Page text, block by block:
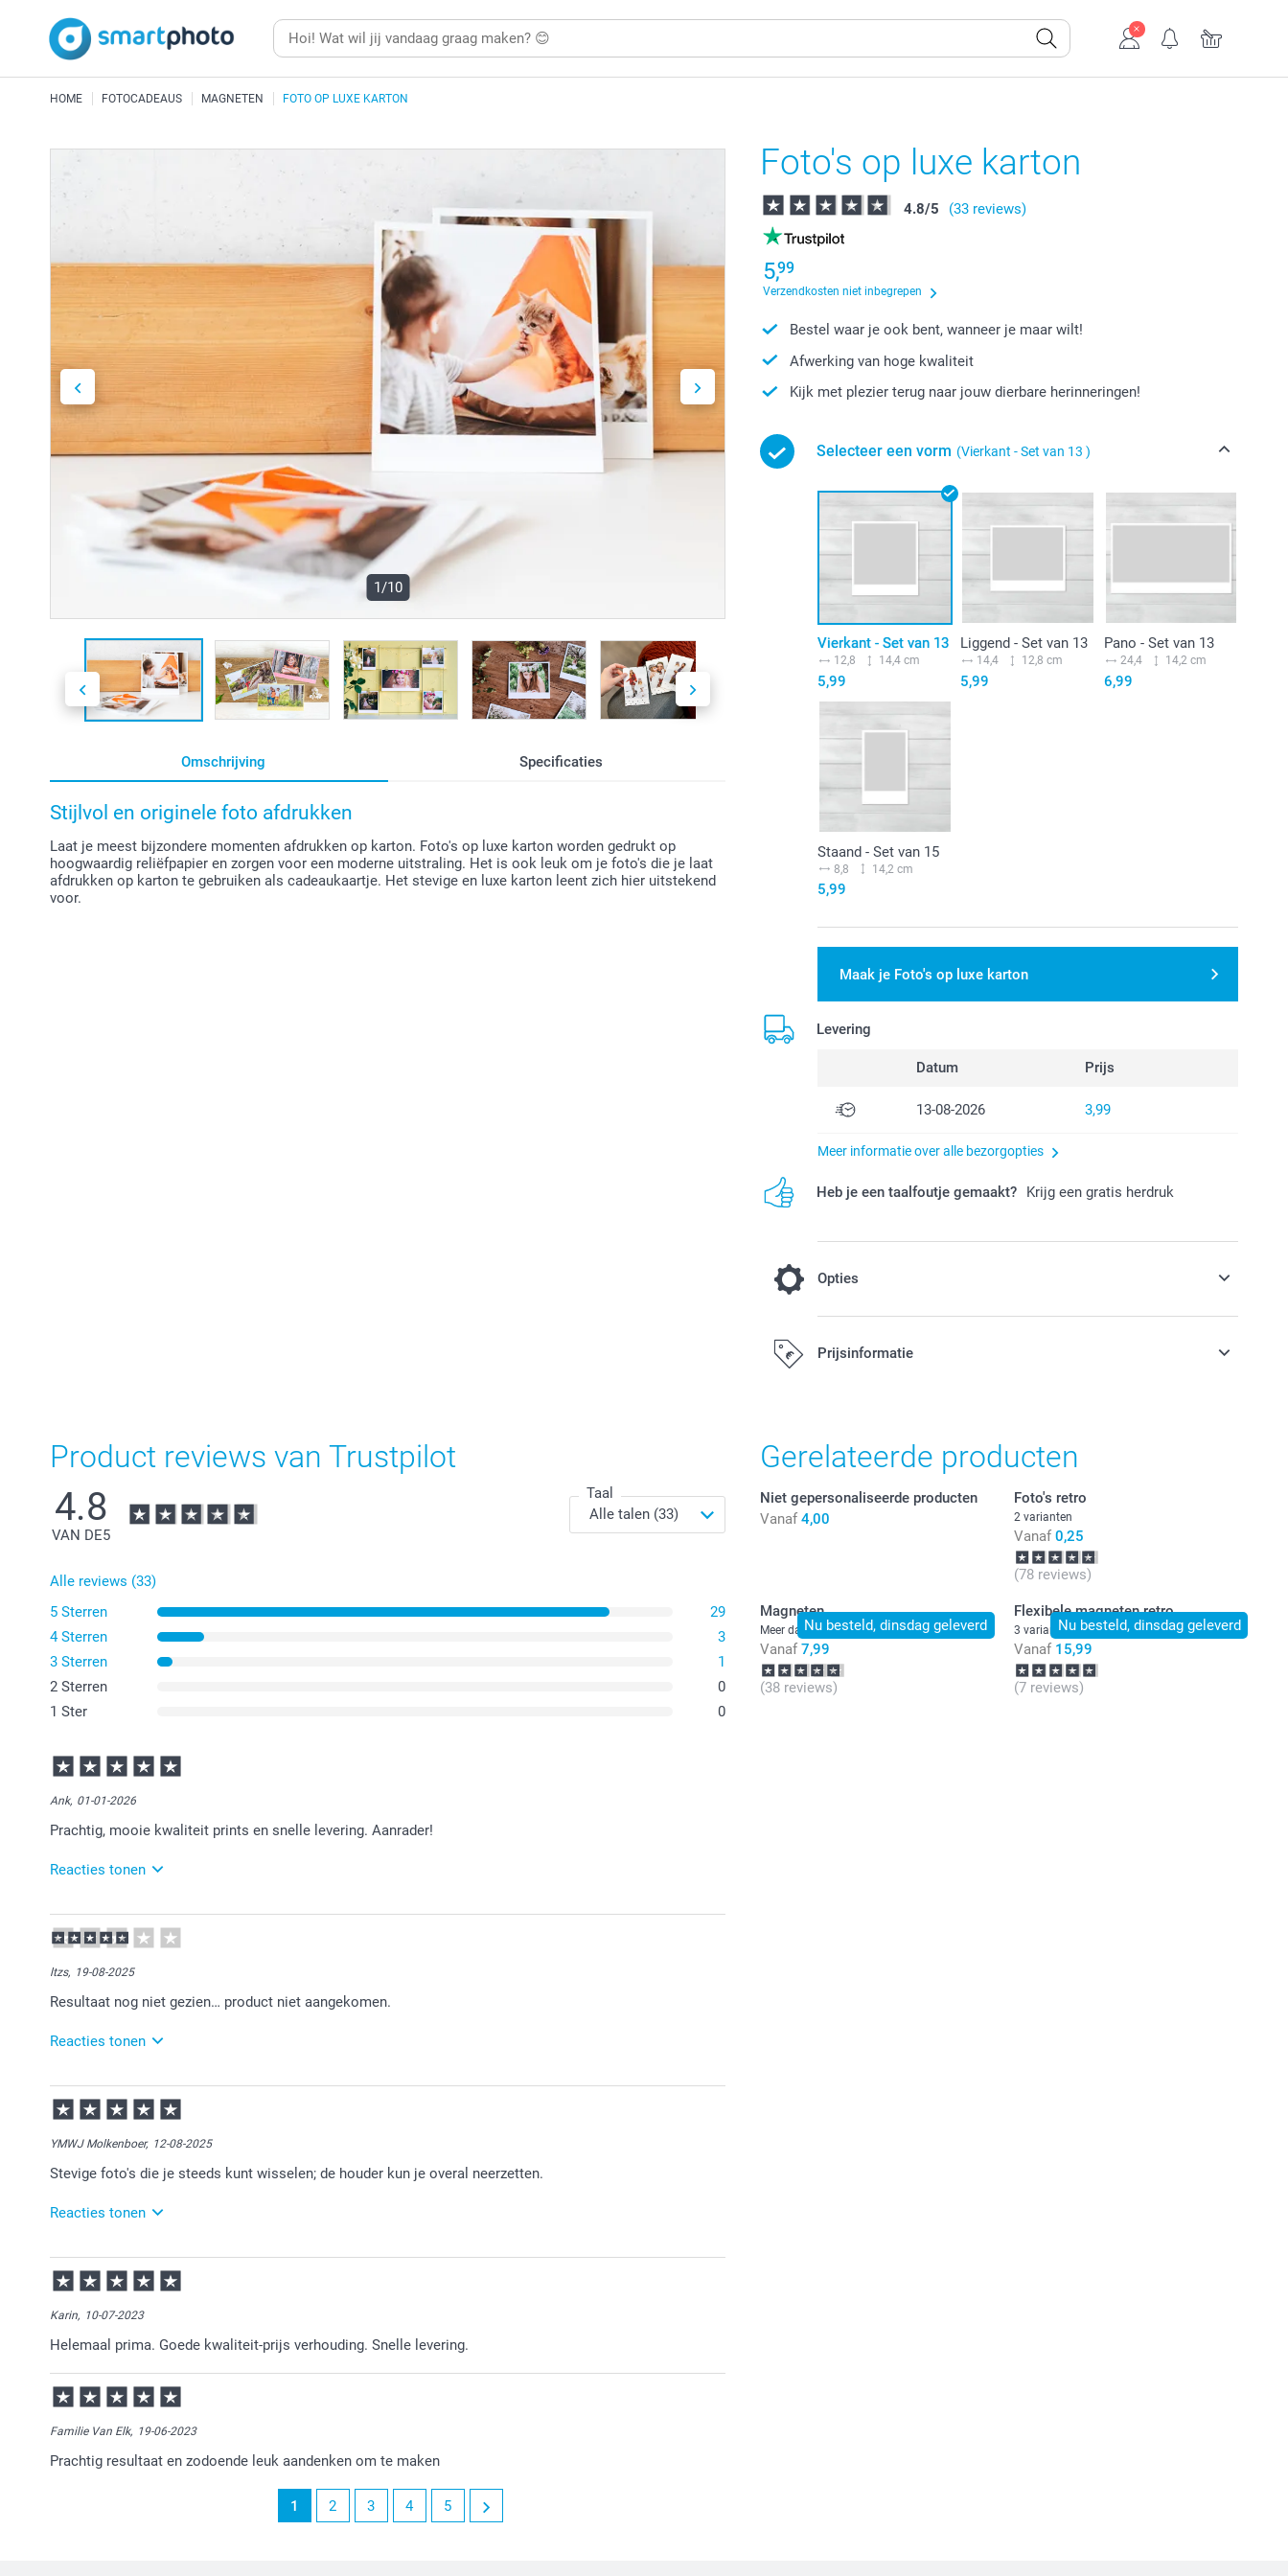
HOME FOTOCADEAUS MAGNETEN FOTO OP LUXE KARTON
1/10
Omschrijving Specificaties
Stijlvol en originele foto afdrukken
Laat je meest bijzondere momenten afdrukken op karton. Foto's op luxe karton worden gedrukt op
hoogwaardig reliëfpapier en zorgen voor een moderne uitstraling. Het is ook leuk om je foto's die je laat
afdrukken op karton te gebruiken als cadeaukaartje. Het stevige en luxe karton leent zich hier uitstekend
voor.
Foto's op luxe karton
4.8/5 (33 reviews)
5,99
Verzendkosten niet inbegrepen
Bestel waar je ook bent, wanneer je maar wilt!
Afwerking van hoge kwaliteit
Kijk met plezier terug naar jouw dierbare herinneringen!
Selecteer een vorm (Vierkant - Set van 13 )
Vierkant - Set van 13
12,8 14,4 cm
5,99
Liggend - Set van 13
14,4 12,8 cm
5,99
Pano - Set van 13
24,4 14,2 cm
6,99
Staand - Set van 15
8,8 14,2 cm
5,99
Maak je Foto's op luxe karton
Levering
Datum Prijs
13-08-2026 3,99
Meer informatie over alle bezorgopties
Heb je een taalfoutje gemaakt? Krijg een gratis herdruk
Opties
Bestel een Design Fotohouder
Prijsinformatie
Product reviews van Trustpilot
4.8
VAN DE5
Taal
Alle reviews (33)
5 Sterren
29
4 Sterren
3
3 Sterren
1
2 Sterren
0
1 Ster
0
Ank, 01-01-2026
Prachtig, mooie kwaliteit prints en snelle levering. Aanrader!
Reacties tonen
02-01-2026
12:47
Bedankt voor je review. Heel fijn dat je blij bent met je ontvangen foto's. Heel veel plezier er van!
ltzs, 19-08-2025
Resultaat nog niet gezien… product niet aangekomen.
Reacties tonen
20-08-2025
11:02
Bedankt voor je review. Ik zie dat je inmiddels de kaarten in ontvangst hebt genomen. Hopelijk zijn
ze naar wens. Heel veel plezier er van!
YMWJ Molkenboer, 12-08-2025
Stevige foto's die je steeds kunt wisselen; de houder kun je overal neerzetten.
Reacties tonen
13-08-2025
09:09
Wat fijn dat je zo tevreden bent over je bestelling.
Karin, 10-07-2023
Helemaal prima. Goede kwaliteit-prijs verhouding. Snelle levering.
Familie Van Elk, 19-06-2023
Prachtig resultaat en zodoende leuk aandenken om te maken
1 2 3 4 5
Gerelateerde producten
Niet gepersonaliseerde producten
Vanaf 4,00
Foto's retro
2 varianten
Vanaf 0,25
(78 reviews)
Nu besteld, dinsdag geleverd
Magneten
Meer dan 10 varianten
Vanaf 7,99
(38 reviews)
Nu besteld, dinsdag geleverd
Flexibele magneten retro
3 varianten
Vanaf 15,99
(7 reviews)